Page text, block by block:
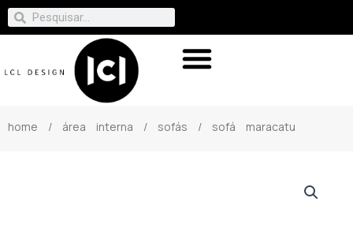
home / área interna / sofás / sofá maracatu